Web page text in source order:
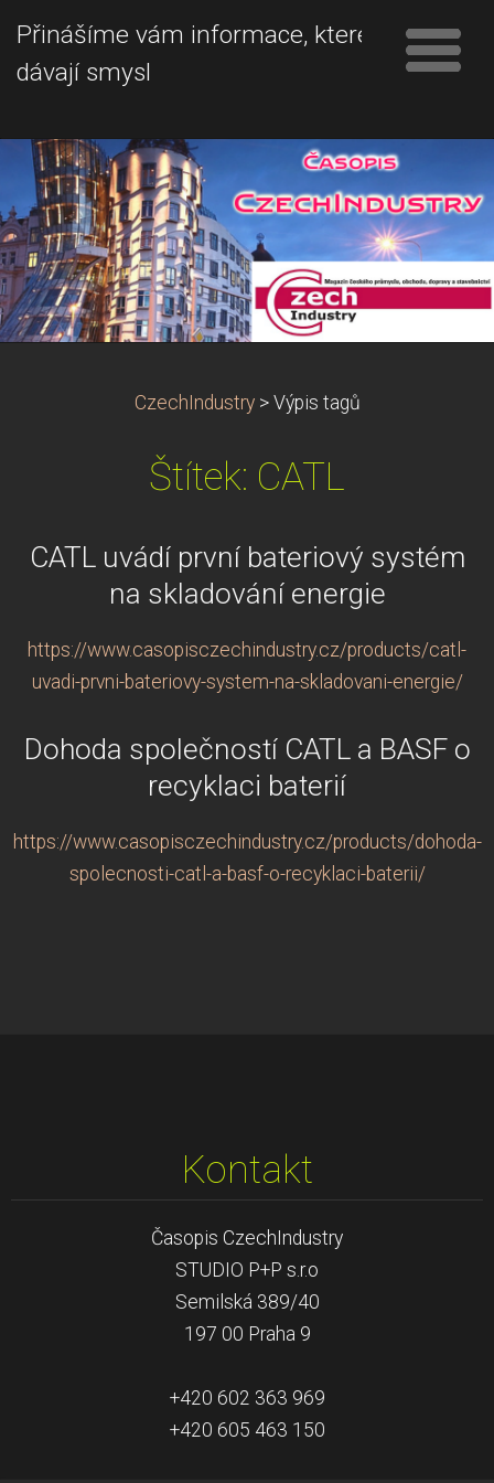
Přinášíme vám informace, které
dávají smysl
CzechIndustry > Výpis tagů
Štítek: CATL
CATL uvádí první bateriový systém
na skladování energie
https://www.casopisczechindustry.cz/products/catl-
uvadi-prvni-bateriovy-system-na-skladovani-energie/
Dohoda společností CATL a BASF o
recyklaci baterií
https://www.casopisczechindustry.cz/products/dohoda-
spolecnosti-catl-a-basf-o-recyklaci-baterii/
Kontakt
Časopis CzechIndustry
STUDIO P+P s.r.o
Semilská 389/40
197 00 Praha 9
+420 602 363 969
+420 605 463 150